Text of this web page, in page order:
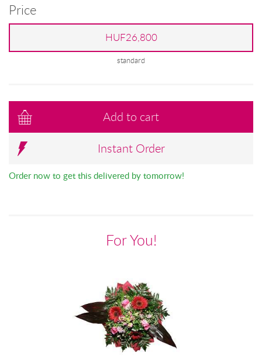
Price
HUF26,800
standard
Add to cart
Instant Order
Order now to get this delivered by tomorrow!
For You!